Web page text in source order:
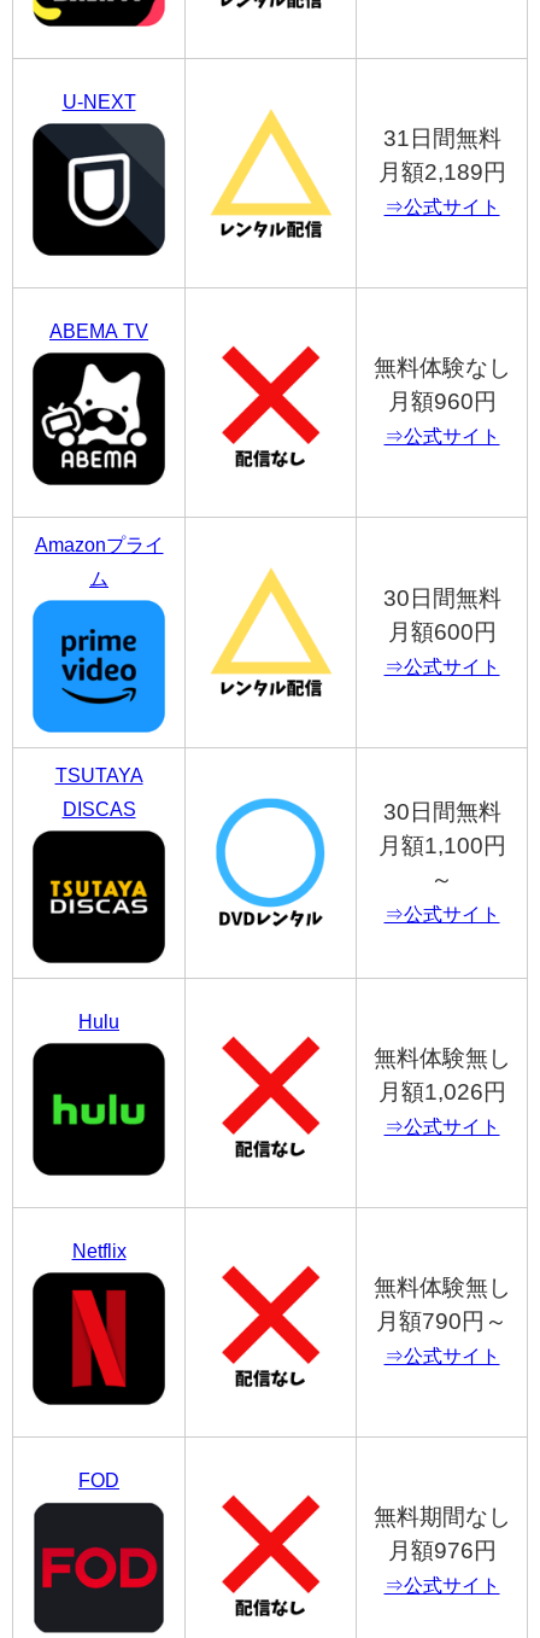
U-NEXT
31日間無料
月額2,189円
⇒公式サイト
ABEMA TV
無料体験なし
月額960円
⇒公式サイト
Amazonプライ
ム
30日間無料
月額600円
⇒公式サイト
TSUTAYA
DISCAS
30日間無料
月額1,100円
～
⇒公式サイト
Hulu
無料体験無し
月額1,026円
⇒公式サイト
Netflix
無料体験無し
月額790円～
⇒公式サイト
FOD
無料期間なし
月額976円
⇒公式サイト